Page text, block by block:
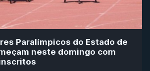
Paralímpicos do Estado de
neste domingo com